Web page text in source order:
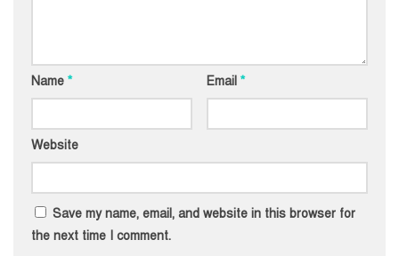
Name * Email *
Website
Save my name, email, and website in this browser for
the next time I comment.